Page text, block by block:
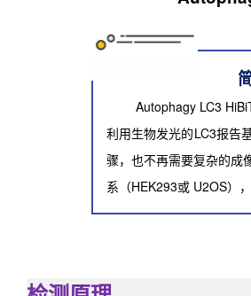
Autophagy LC3 HiBiT
利用生物发光的LC3报告
骤，也不再需要复杂的成
系（HEK293或 U2OS）